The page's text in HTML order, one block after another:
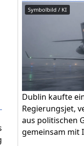
Symbolbild / KI
Dublin kaufte
Regierungsjet,
aus politischen
gemeinsam mit